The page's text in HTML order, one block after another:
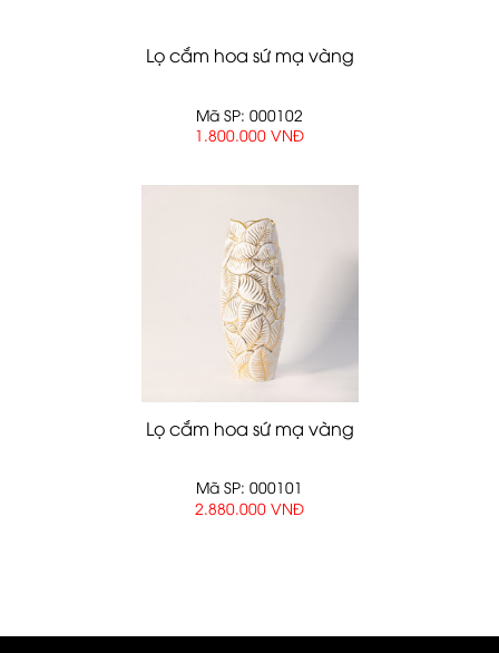
Lọ cắm hoa sứ mạ vàng
Mã SP: 000102
1.800.000 VNĐ
Lọ cắm hoa sứ mạ vàng
Mã SP: 000101
2.880.000 VNĐ